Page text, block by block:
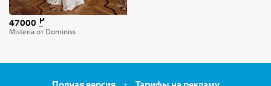
47000
Misteria от Dominiss